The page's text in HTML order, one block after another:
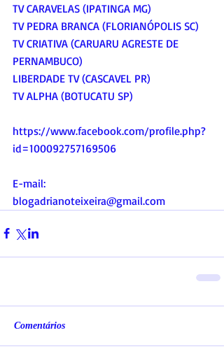
TV CARAVELAS (IPATINGA MG)
TV PEDRA BRANCA (FLORIANÓPOLIS SC)
TV CRIATIVA (CARUARU AGRESTE DE
PERNAMBUCO)
LIBERDADE TV (CASCAVEL PR)
TV ALPHA (BOTUCATU SP)
https://www.facebook.com/profile.php?
id=100092757169506
E-mail:
blogadrianoteixeira@gmail.com
Comentários